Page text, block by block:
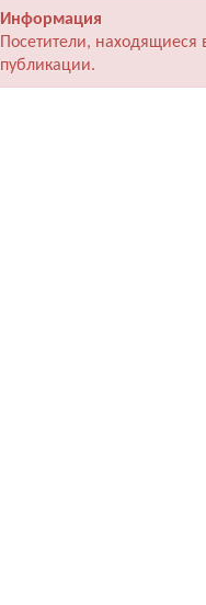
Информация
Посетители, находящиеся
публикации.